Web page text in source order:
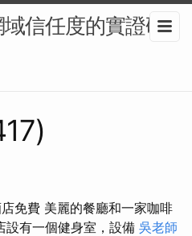
信任度的實證研
免費 美麗的餐廳和一家咖啡
設有一個健身室，設備 吳老師